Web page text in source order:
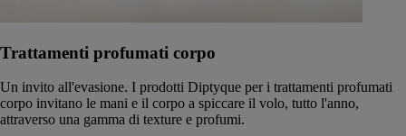
Trattamenti profumati corpo
Un invito all'evasione. I prodotti Diptyque per i trattamenti profumati
corpo invitano le mani e il corpo a spiccare il volo, tutto l'anno,
attraverso una gamma di texture e profumi.